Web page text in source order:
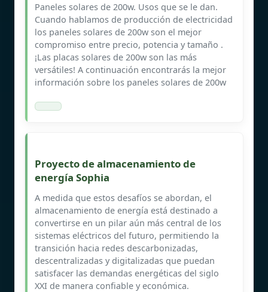
Paneles solares de 200w. Usos que se le dan.
Cuando hablamos de producción de electricidad
los paneles solares de 200w son el mejor
compromiso entre precio, potencia y tamaño .
¡Las placas solares de 200w son las más
versátiles! A continuación encontrarás la mejor
información sobre los paneles solares de 200w
Proyecto de almacenamiento de
energía Sophia
A medida que estos desafíos se abordan, el
almacenamiento de energía está destinado a
convertirse en un pilar aún más central de los
sistemas eléctricos del futuro, permitiendo la
transición hacia redes descarbonizadas,
descentralizadas y digitalizadas que puedan
satisfacer las demandas energéticas del siglo
XXI de manera confiable y económica.